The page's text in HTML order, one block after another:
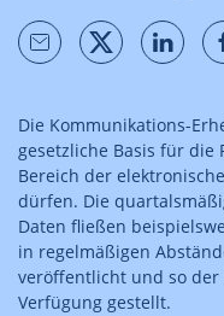
Die Kommunikations-
gesetzliche Basis für die
Bereich der
dürfen. Die
Daten fließen
in regelmäßigen
veröffentlicht und so
Verfügung gestellt.